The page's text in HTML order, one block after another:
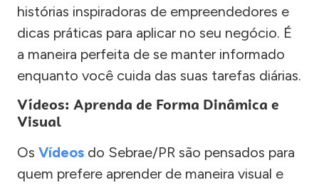
histórias inspiradoras de empreendedores e
dicas práticas para aplicar no seu negócio. É
a maneira perfeita de se manter informado
enquanto você cuida das suas tarefas diárias.
Vídeos: Aprenda de Forma Dinâmica e
Visual
Os Vídeos do Sebrae/PR são pensados para
quem prefere aprender de maneira visual e